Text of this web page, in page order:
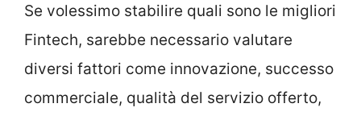
Se volessimo stabilire quali sono le migliori
Fintech, sarebbe necessario valutare
diversi fattori come innovazione, successo
commerciale, qualità del servizio offerto,